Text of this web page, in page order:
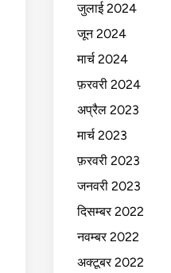
जुलाई 2024
जून 2024
मार्च 2024
फ़रवरी 2024
अप्रैल 2023
मार्च 2023
फ़रवरी 2023
जनवरी 2023
दिसम्बर 2022
नवम्बर 2022
अक्टूबर 2022